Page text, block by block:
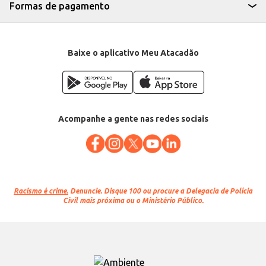
Formas de pagamento
Baixe o aplicativo Meu Atacadão
Acompanhe a gente nas redes sociais
Racismo é crime. Denuncie. Disque 100 ou procure a Delegacia de Polícia
Civil mais próxima ou o Ministério Público.